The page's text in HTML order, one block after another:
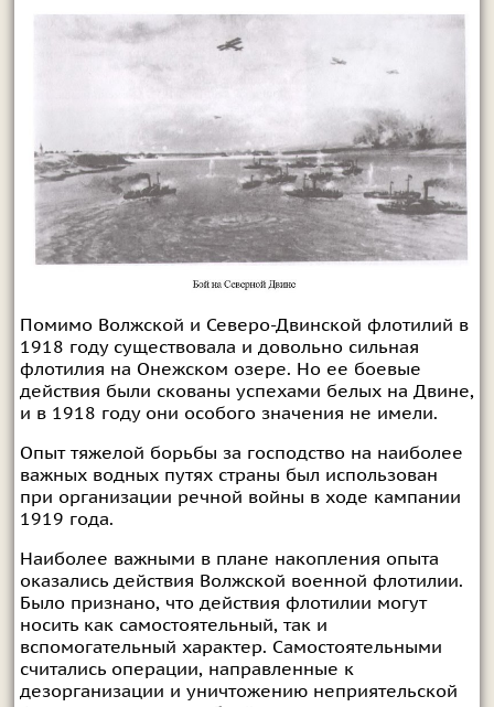
Помимо Волжской и Северо-Двинской флотилий в
1918 году существовала и довольно сильная
флотилия на Онежском озере. Но ее боевые
действия были скованы успехами белых на Двине,
и в 1918 году они особого значения не имели.
Опыт тяжелой борьбы за господство на наиболее
важных водных путях страны был использован
при организации речной войны в ходе кампании
1919 года.
Наиболее важными в плане накопления опыта
оказались действия Волжской военной флотилии.
Было признано, что действия флотилии могут
носить как самостоятельный, так и
вспомогательный характер. Самостоятельными
считались операции, направленные к
дезорганизации и уничтожению неприятельской